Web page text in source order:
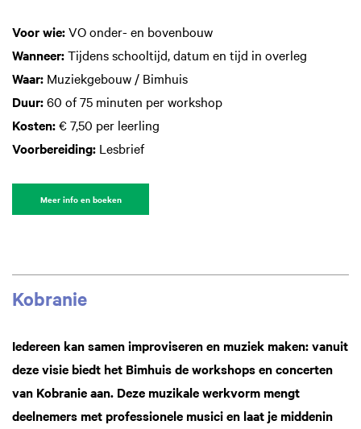
Voor wie:VO onder- en bovenbouw
Wanneer:Tijdens schooltijd, datum en tijd in overleg
Waar: Muziekgebouw / Bimhuis
Duur:60 of 75 minuten per workshop
Kosten:€ 7,50 per leerling
Voorbereiding: Lesbrief
Meer info en boeken
Kobranie
Iedereen kan samen improviseren en muziek maken: vanuit
deze visie biedt het Bimhuis de workshops en concerten
van Kobranie aan. Deze muzikale werkvorm mengt
deelnemers met professionele musici en laat je middenin